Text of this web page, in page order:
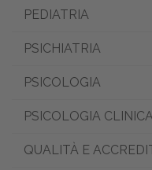
PEDIATRIA
PSICHIATRIA
PSICOLOGIA
PSICOLOGIA
QUALITÀ E